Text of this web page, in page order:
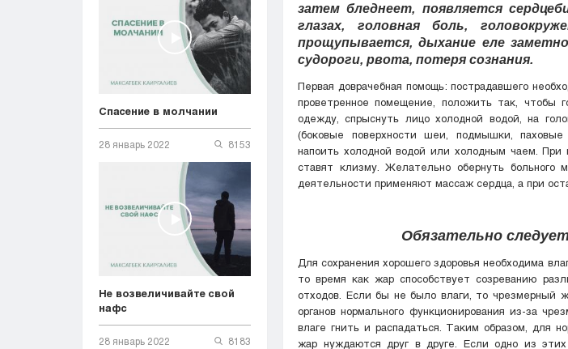
Спасение в молчании
28 январь 2022 8153
Не возвеличивайте свой
нафс
28 январь 2022 8183
затем бледнеет, появляется
глазах, головная боль,
прощупывается, дыхание еле
судороги, рвота, потеря сознания.
Первая доврачебная помощь: пострадавшего
проветренное помещение, положить так, чтобы
одежду, спрыснуть лицо холодной водой, на
(боковые поверхности шеи, подмышки,
напоить холодной водой или холодным чаем. При
ставят клизму. Желательно обернуть больного
деятельности применяют массаж сердца, а при
Обязательно
Для сохранения хорошего здоровья необходима
то время как жар способствует созреванию
отходов. Если бы не было влаги, то чрезмерный
органов нормального функционирования из-за
влаге гнить и распадаться. Таким образом, для
жар нуждаются друг в друге. Если одно из